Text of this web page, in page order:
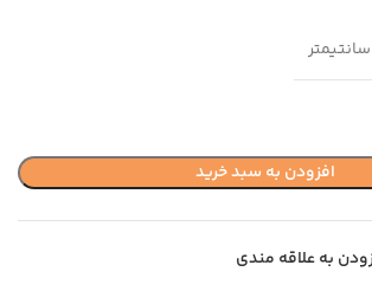
افزودن به سبد خرید
به علاقه مندی